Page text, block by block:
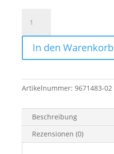
HUSQVARNA
525LK
MengeIn den Warenkorb
Artikelnummer: 9671483-02
Beschreibung
Rezensionen (0)